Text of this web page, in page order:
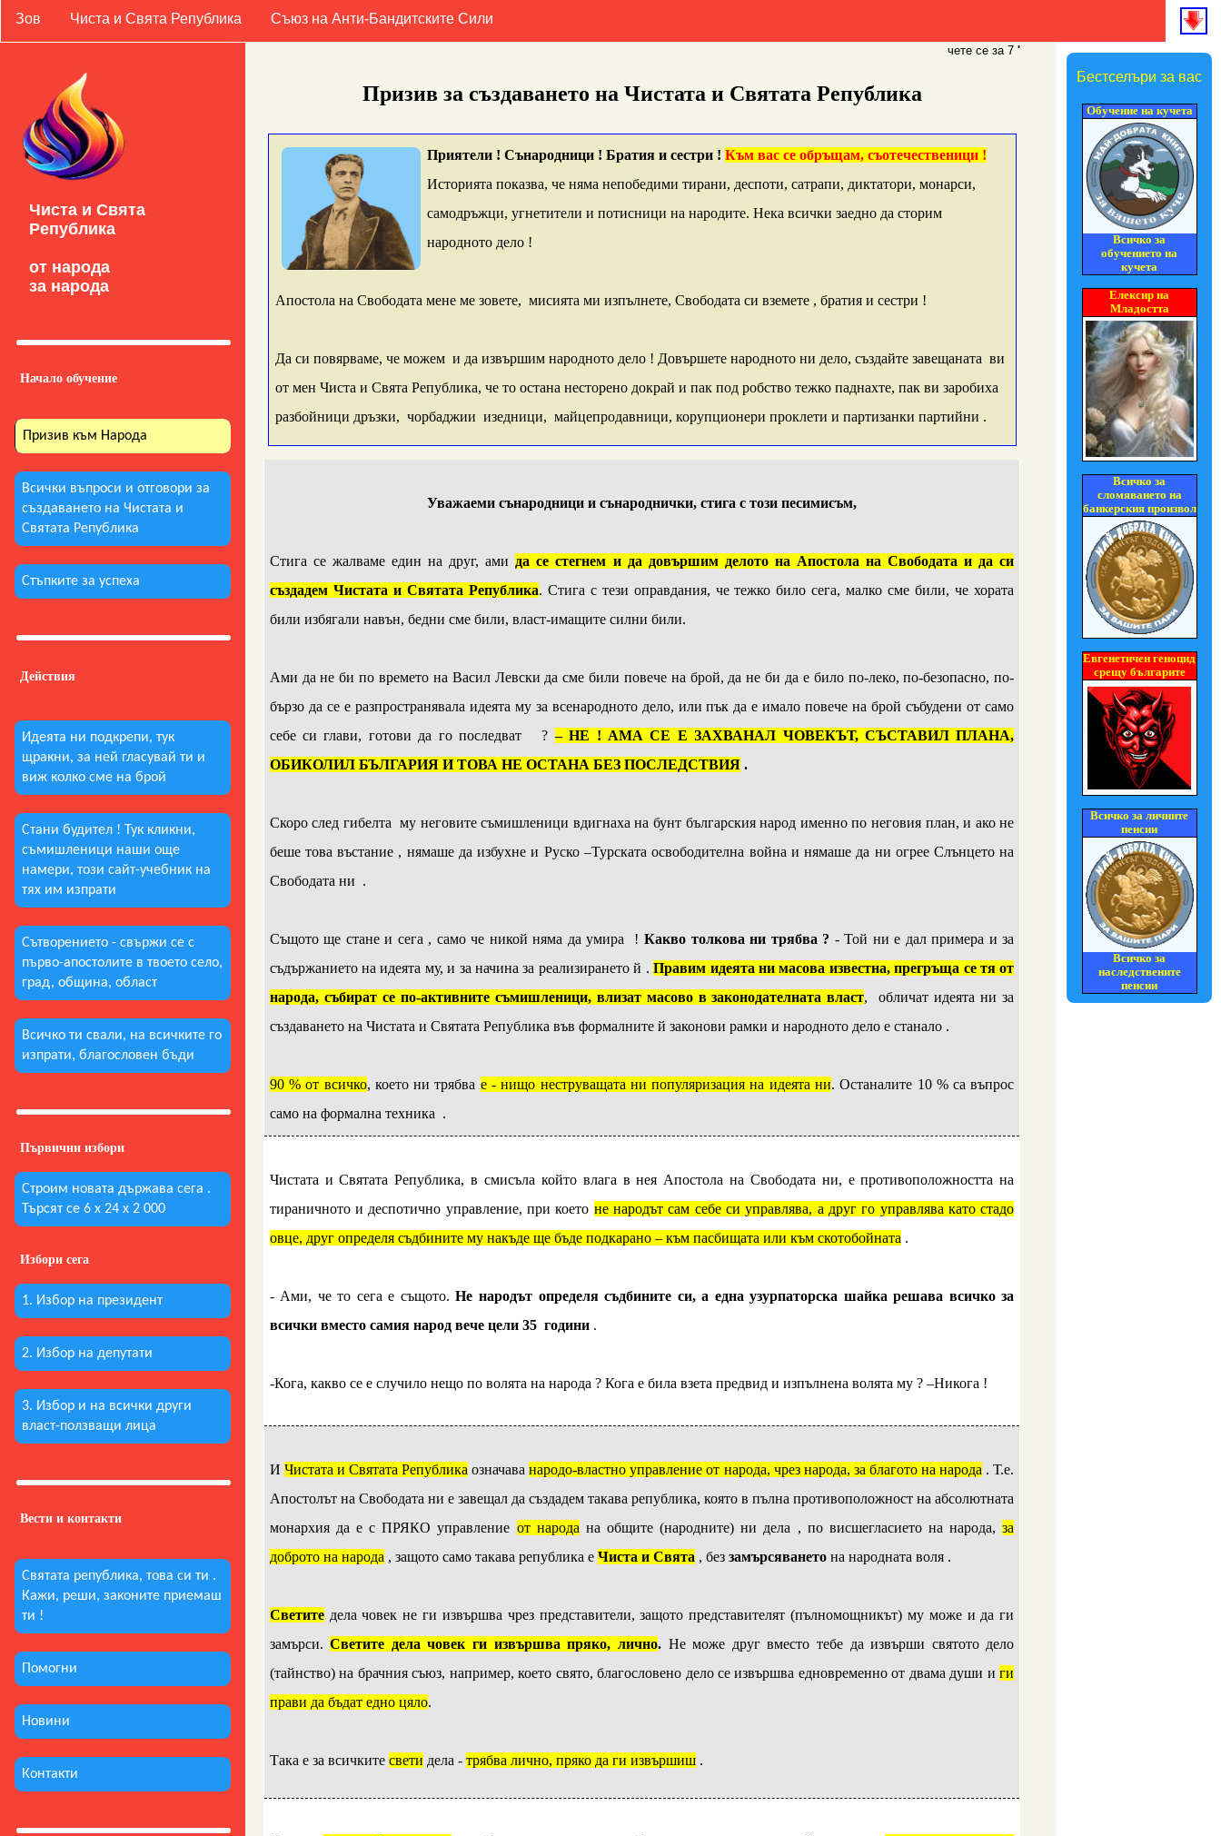
Зов Чиста и Свята Република Съюз на Анти-Бандитските Сили
Чиста и Свята
Република
от народа
за народа
Начало обучение
Призив към Народа
Всички въпроси и отговори за
създаването на Чистата и
Святата Република
Стъпките за успеха
Действия
Идеята ни подкрепи, тук
щракни, за ней гласувай ти и
виж колко сме на брой
Стани будител ! Тук кликни,
съмишленици наши още
намери, този сайт-учебник на
тях им изпрати
Сътворението - свържи се с
първо-апостолите в твоето село,
град, община, област
Всичко ти свали, на всичките го
изпрати, благословен бъди
Първични избори
Строим новата държава сега .
Търсят се 6 х 24 х 2 000
Избори сега
1. Избор на президент
2. Избор на депутати
3. Избор и на всички други
власт-ползващи лица
Вести и контакти
Святата република, това си ти .
Кажи, реши, законите приемаш
ти !
Помогни
Новини
Контакти
чете се за 7 '
Призив за създаването на Чистата и Святата Република
Приятели ! Сънародници ! Братия и сестри ! Към вас се обръщам, съотечественици !
Историята показва, че няма непобедими тирани, деспоти, сатрапи, диктатори, монарси,
самодръжци, угнетители и потисници на народите. Нека всички заедно да сторим
народното дело !
Апостола на Свободата мене ме зовете, мисията ми изпълнете, Свободата си вземете , братия и сестри !
Да си повярваме, че можем и да извършим народното дело ! Довършете народното ни дело, създайте завещаната ви
от мен Чиста и Свята Република, че то остана несторено докрай и пак под робство тежко паднахте, пак ви заробиха
разбойници дръзки, чорбаджии изедници, майцепродавници, корупционери проклети и партизанки партийни .
Уважаеми сънародници и сънароднички, стига с този песимисъм,
Стига се жалваме един на друг, ами да се стегнем и да довършим делото на Апостола на Свободата и да си
създадем Чистата и Святата Република. Стига с тези оправдания, че тежко било сега, малко сме били, че хората
били избягали навън, бедни сме били, власт-имащите силни били.
Ами да не би по времето на Васил Левски да сме били повече на брой, да не би да е било по-леко, по-безопасно, по-
бързо да се е разпространявала идеята му за всенародното дело, или пък да е имало повече на брой събудени от само
себе си глави, готови да го последват ?– НЕ ! АМА СЕ Е ЗАХВАНАЛ ЧОВЕКЪТ, СЪСТАВИЛ ПЛАНА,
ОБИКОЛИЛ БЪЛГАРИЯ И ТОВА НЕ ОСТАНА БЕЗ ПОСЛЕДСТВИЯ.
Скоро след гибелта му неговите съмишленици вдигнаха на бунт българския народ именно по неговия план, и ако не
беше това въстание , нямаше да избухне и Руско –Турската освободителна война и нямаше да ни огрее Слънцето на
Свободата ни .
Същото ще стане и сега , само че никой няма да умира !Какво толкова ни трябва ? - Той ни е дал примера и за
съдържанието на идеята му, и за начина за реализирането й .Правим идеята ни масова известна, прегръща се тя от
народа, събират се по-активните съмишленици, влизат масово в законодателната власт, обличат идеята ни за
създаването на Чистата и Святата Република във формалните й законови рамки и народното дело е станало .
90 % от всичко, което ни трябва е - нищо неструващата ни популяризация на идеята ни. Останалите 10 % са въпрос
само на формална техника .
Чистата и Святата Република, в смисъла който влага в нея Апостола на Свободата ни, е противоположността на
тираничното и деспотично управление, при което не народът сам себе си управлява, а друг го управлява като стадо
овце, друг определя съдбините му накъде ще бъде подкарано – към пасбищата или към скотобойната .
- Ами, че то сега е същото.Не народът определя съдбините си, а една узурпаторска шайка решава всичко за
всички вместо самия народ вече цели 35 години.
-Кога, какво се е случило нещо по волята на народа ? Кога е била взета предвид и изпълнена волята му ? –Никога !
И Чистата и Святата Република означаванародо-властно управление от народа, чрез народа, за благото на народа . Т.е.
Апостолът на Свободата ни е завещал да създадем такава република, която в пълна противоположност на абсолютната
монархия да е с ПРЯКО управление от народа на общите (народните) ни дела , по висшегласието на народа,за
доброто на народа , защото само такава република е Чиста и Свята , беззамърсяванетона народната воля .
Светитедела човек не ги извършва чрез представители, защото представителят (пълномощникът) му може и да ги
замърси.Светите дела човек ги извършва пряко, лично.Не може друг вместо тебе да извърши святото дело
(тайнство) на брачния съюз, например, което свято, благословено дело се извършва едновременно от двама души иги
прави да бъдат едно цяло.
Така е за всичките свети дела - трябва лично, пряко да ги извършиш.
Бестселъри за вас
Обучение на кучета
Всичко за
обучението на
кучета
Елексир на
Младостта
Всичко за
сломяването на
банкерския произвол
Евгенетичен геноцид
срещу българите
Всичко за личните
пенсии
Всичко за
наследствените
пенсии